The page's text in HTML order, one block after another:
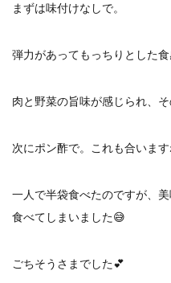
まずは味付けなしで。
弾力があってもっちりとした食
肉と野菜の旨味が感じられ、
次にポン酢で。これも合います
一人で半袋食べたのですが、
食べてしまいました😅
ごちそうさまでした💕